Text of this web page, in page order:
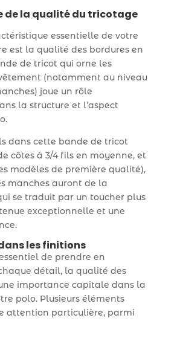
de la qualité du tricotage
essentielle de votre
est la qualité des bordures en
de tricot qui orne les
(notamment au niveau
joue un rôle
la structure et l’aspect
dans cette bande de tricot
côtes à 3/4 fils en moyenne, et
modèles de première qualité),
manches auront de la
se traduit par un toucher plus
exceptionnelle et une
les finitions
de prendre en
détail, la qualité des
importance capitale dans la
polo. Plusieurs éléments
attention particulière, parmi